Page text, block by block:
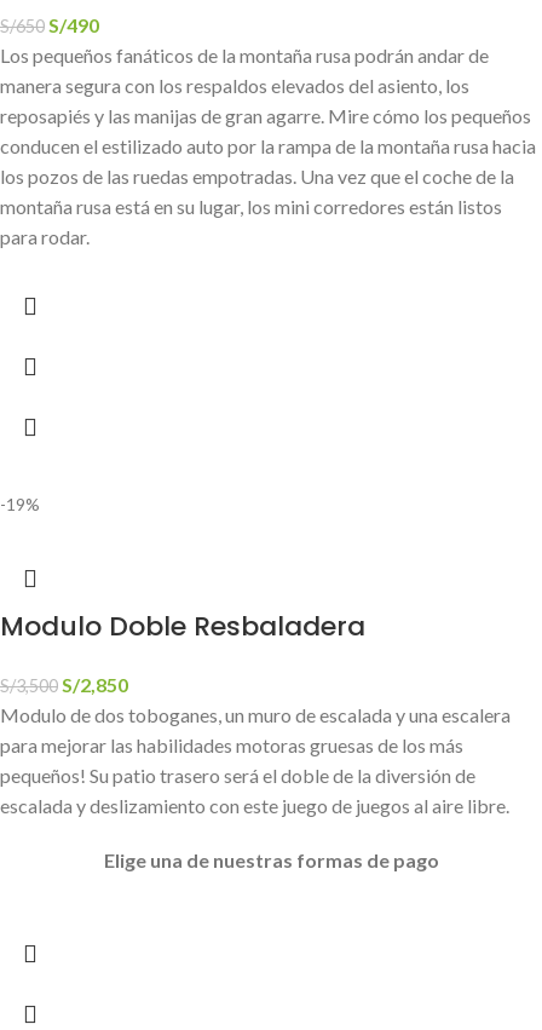
S/650 S/490
Los pequeños fanáticos de la montaña rusa podrán andar de
manera segura con los respaldos elevados del asiento, los
reposapiés y las manijas de gran agarre. Mire cómo los pequeños
conducen el estilizado auto por la rampa de la montaña rusa hacia
los pozos de las ruedas empotradas. Una vez que el coche de la
montaña rusa está en su lugar, los mini corredores están listos
para rodar.
-19%
Modulo Doble Resbaladera
S/3,500 S/2,850
Modulo de dos toboganes, un muro de escalada y una escalera
para mejorar las habilidades motoras gruesas de los más
pequeños! Su patio trasero será el doble de la diversión de
escalada y deslizamiento con este juego de juegos al aire libre.
Elige una de nuestras formas de pago